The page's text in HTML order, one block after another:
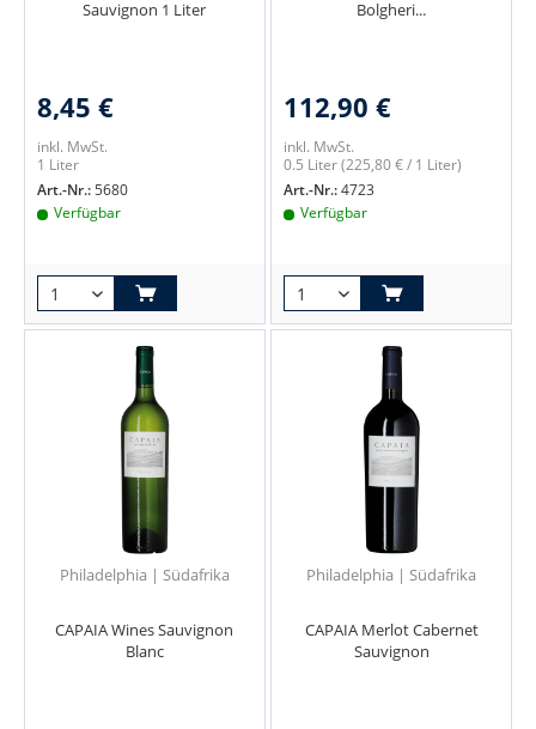
Sauvignon 1 Liter
8,45 €
inkl. MwSt.
1 Liter
Art.-Nr.:5680
Verfügbar
Bolgheri...
112,90 €
inkl. MwSt.
0.5 Liter(225,80 € / 1 Liter)
Art.-Nr.:4723
Verfügbar
Philadelphia | Südafrika
CAPAIA Wines Sauvignon
Blanc
Philadelphia | Südafrika
CAPAIA Merlot Cabernet
Sauvignon